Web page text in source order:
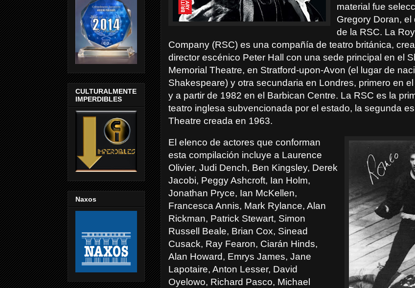
material fue
Gregory Doran, el
de la RSC. La
Company (RSC) es una compañía de teatro británica,
director escénico Peter Hall con una sede principal en el
Memorial Theatre, en Stratford-upon-Avon (el lugar de
Shakespeare) y otra secundaria en Londres, primero en
y a partir de 1982 en el Barbican Centre. La RSC es la
teatro inglesa subvencionada por el estado, la segunda
Theatre creada en 1963.
El elenco de actores que conforman
esta compilación incluye a Laurence
Olivier, Judi Dench, Ben Kingsley, Derek
Jacobi, Peggy Ashcroft, Ian Holm,
Jonathan Pryce, Ian McKellen,
Francesca Annis, Mark Rylance, Alan
Rickman, Patrick Stewart, Simon
Russell Beale, Brian Cox, Sinead
Cusack, Ray Fearon, Ciarán Hinds,
Alan Howard, Emrys James, Jane
Lapotaire, Anton Lesser, David
Oyelowo, Richard Pasco, Michael
CULTURALMENTE
IMPERDIBLES
Naxos